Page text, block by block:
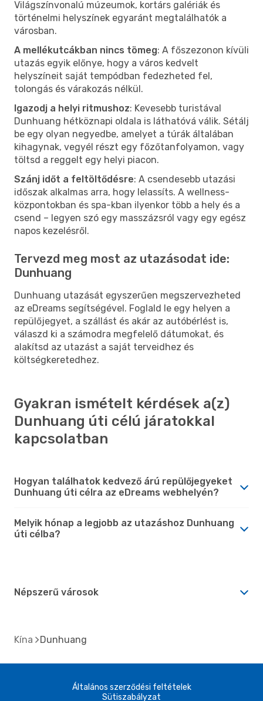
Világszínvonalú múzeumok, kortárs galériák és
történelmi helyszínek egyaránt megtalálhatók a
városban.
A mellékutcákban nincs tömeg: A főszezonon kívüli
utazás egyik előnye, hogy a város kedvelt
helyszíneit saját tempódban fedezheted fel,
tolongás és várakozás nélkül.
Igazodj a helyi ritmushoz: Kevesebb turistával
Dunhuang hétköznapi oldala is láthatóvá válik. Sétálj
be egy olyan negyedbe, amelyet a túrák általában
kihagynak, vegyél részt egy főzőtanfolyamon, vagy
töltsd a reggelt egy helyi piacon.
Szánj időt a feltöltődésre: A csendesebb utazási
időszak alkalmas arra, hogy lelassíts. A wellness-
központokban és spa-kban ilyenkor több a hely és a
csend – legyen szó egy masszázsról vagy egy egész
napos kezelésről.
Tervezd meg most az utazásodat ide:
Dunhuang
Dunhuang utazását egyszerűen megszervezheted
az eDreams segítségével. Foglald le egy helyen a
repülőjegyet, a szállást és akár az autóbérlést is,
válaszd ki a számodra megfelelő dátumokat, és
alakítsd az utazást a saját terveidhez és
költségkeretedhez.
Gyakran ismételt kérdések a(z)
Dunhuang úti célú járatokkal
kapcsolatban
Hogyan találhatok kedvező árú repülőjegyeket
Dunhuang úti célra az eDreams webhelyén?
Melyik hónap a legjobb az utazáshoz Dunhuang
úti célba?
Népszerű városok
Kína Dunhuang
Általános szerződési feltételek
Sütiszabályzat